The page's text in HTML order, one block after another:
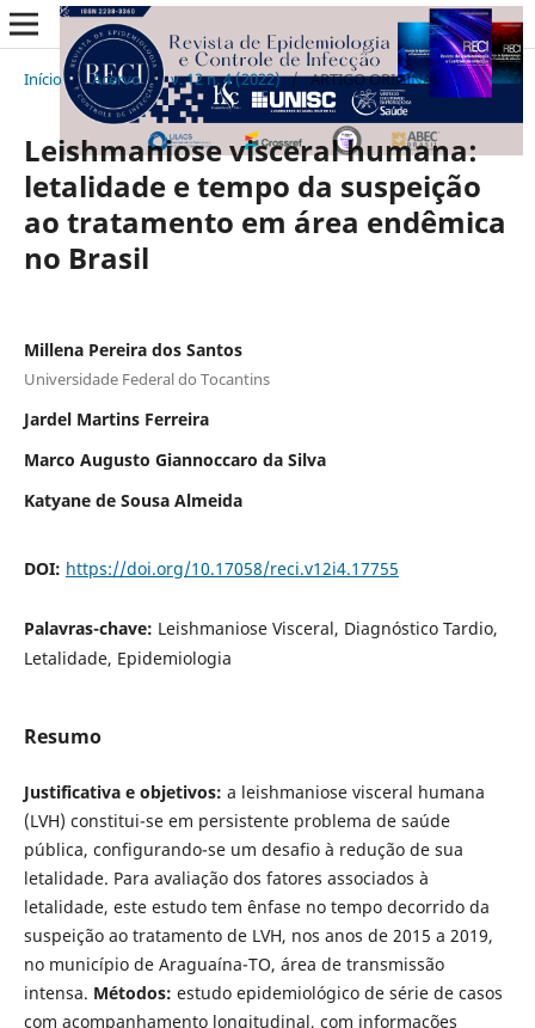
Início / Acervo / v. 12 n. 4 (2022) / ARTIGO ORIGINAL
Leishmaniose visceral humana:
letalidade e tempo da suspeição
ao tratamento em área endêmica
no Brasil
Millena Pereira dos Santos
Universidade Federal do Tocantins
Jardel Martins Ferreira
Marco Augusto Giannoccaro da Silva
Katyane de Sousa Almeida
DOI: https://doi.org/10.17058/reci.v12i4.17755
Palavras-chave: Leishmaniose Visceral, Diagnóstico Tardio,
Letalidade, Epidemiologia
Resumo
Justificativa e objetivos: a leishmaniose visceral humana
(LVH) constitui-se em persistente problema de saúde
pública, configurando-se um desafio à redução de sua
letalidade. Para avaliação dos fatores associados à
letalidade, este estudo tem ênfase no tempo decorrido da
suspeição ao tratamento de LVH, nos anos de 2015 a 2019,
no município de Araguaína-TO, área de transmissão
intensa. Métodos: estudo epidemiológico de série de casos
com acompanhamento longitudinal, com informações